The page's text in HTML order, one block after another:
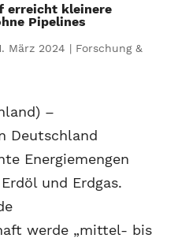
erreicht kleinere
Pipelines
März 2024 | Forschung &
–
Deutschland
Energiemengen
und Erdgas.
werde „mittel- bis